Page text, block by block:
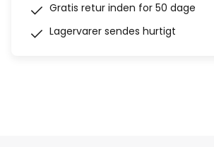
Gratis retur inden for 50 dage
Lagervarer sendes hurtigt